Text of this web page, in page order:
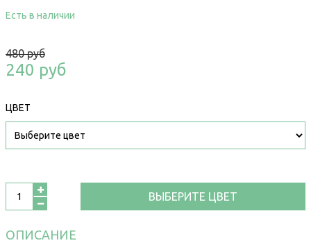
Есть в наличии
480 руб
240 руб
ЦВЕТ
ВЫБЕРИТЕ ЦВЕТ
ОПИСАНИЕ